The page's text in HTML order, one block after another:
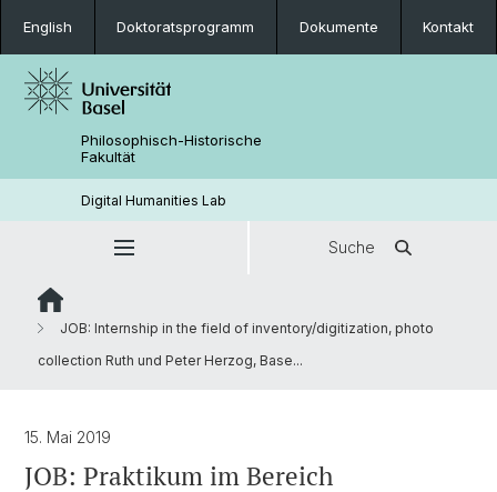
English Doktoratsprogramm Dokumente Kontakt
Philosophisch-Historische
Fakultät
Digital Humanities Lab
Suche
JOB: Internship in the field of inventory/digitization, photo
collection Ruth und Peter Herzog, Base...
15. Mai 2019
JOB: Praktikum im Bereich